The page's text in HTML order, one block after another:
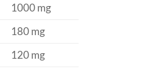
1000 mg
180 mg
120 mg